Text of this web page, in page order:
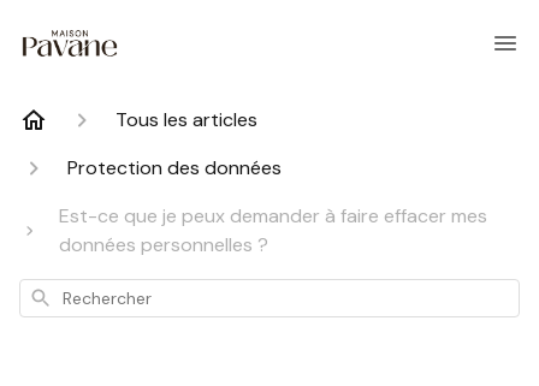
Tous les articles
Protection des données
Est-ce que je peux demander à faire effacer mes
données personnelles ?
Rechercher